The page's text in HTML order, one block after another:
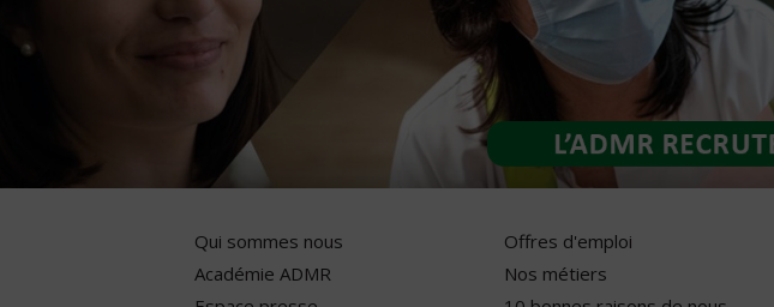
Qui sommes nous
Académie ADMR
Offres d'emploi
Nos métiers